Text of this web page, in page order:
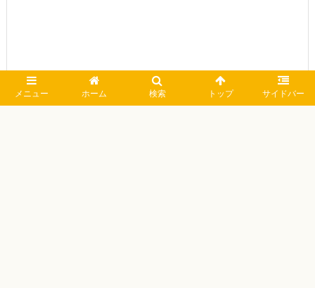
メニュー ホーム 検索 トップ サイドバー